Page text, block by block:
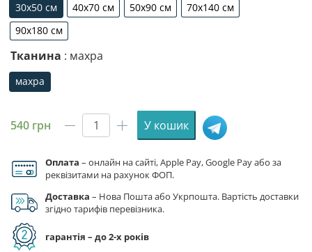
30х50 см
30х50 см
40х70 см
40х70 см
50х90 см
50х90 см
70х140 см
70х140 см
90х180 см
90х180 см
Тканина : махра
махра
махра
540 грн
Рушник
принтом
«Акула
Леон.
Бравл
Shark
У кошик
Оплата – онлайн на сайті, Apple Pay, Google Pay або за
реквізитами на рахунок ФОП.
Доставка – Нова Пошта або Укрпошта. Вартість доставки
згідно тарифів перевізника.
гарантія – до 2-х років